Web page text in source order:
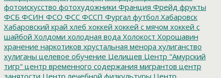
фотоискусство фотохудожники Франция Фрейд фрукты
ФСБ ФСИН ФСО ФСС ФССП Фургал футбол Хабаровск
Хабаровский край хлеб хоккей хоккей с мячом хоккей с
шайбой Холдоми холодная вода Холокост Хорошавин
хранение наркотиков хрустальная менора хулиганство
хулиганы целевое обучение Целищев Центр "Амурский
тигр" центр временного содержания мигрантов центр
занятости Центр лечебной физкультуры Центр